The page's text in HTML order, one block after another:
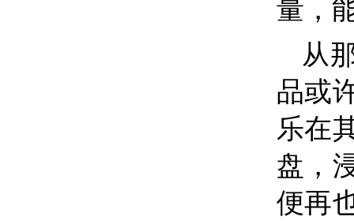
量，
从
品或
乐在
盘，
便再